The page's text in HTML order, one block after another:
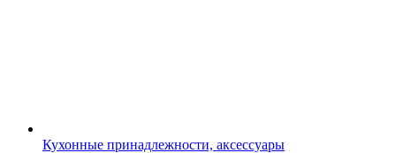
Кухонные принадлежности, аксессуары